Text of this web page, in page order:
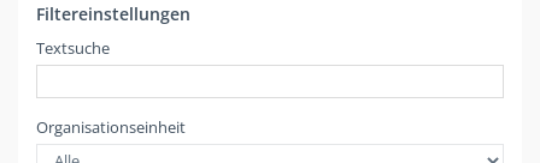
Filtereinstellungen
Textsuche
Organisationseinheit